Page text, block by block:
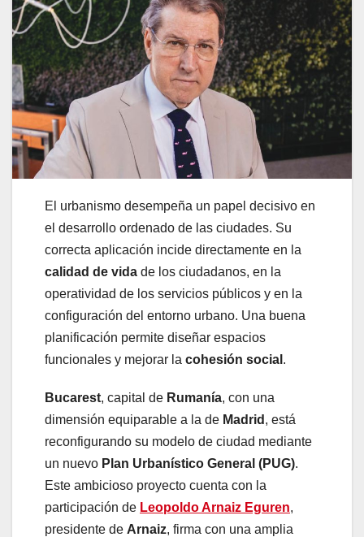
El urbanismo desempeña un papel decisivo en
el desarrollo ordenado de las ciudades. Su
correcta aplicación incide directamente en la
calidad de vida de los ciudadanos, en la
operatividad de los servicios públicos y en la
configuración del entorno urbano. Una buena
planificación permite diseñar espacios
funcionales y mejorar la cohesión social .
Bucarest, capital de Rumanía, con una
dimensión equiparable a la de Madrid , está
reconfigurando su modelo de ciudad mediante
un nuevo Plan Urbanístico General (PUG).
Este ambicioso proyecto cuenta con la
participación de Leopoldo Arnaiz Eguren,
presidente de Arnaiz, firma con una amplia